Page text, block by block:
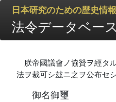
日本研究のための歴史情報
法令データベース
朕帝國議會ノ協贊ヲ經タ
法ヲ裁可シ玆ニ之ヲ公布セ
御名御璽